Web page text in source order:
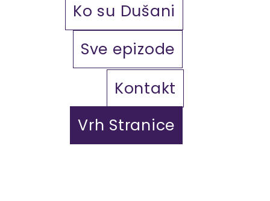
Ko su Dušani
Sve epizode
Kontakt
Vrh Stranice